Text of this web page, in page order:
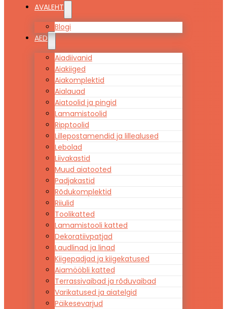
AVALEHT
Blogi
AED
Aiadiivanid
Aiakiiged
Aiakomplektid
Aialauad
Aiatoolid ja pingid
Lamamistoolid
Ripptoolid
Lillepostamendid ja lillealused
Lebolad
Liivakastid
Muud aiatooted
Padjakastid
Rõdukomplektid
Riiulid
Toolikatted
Lamamistooli katted
Dekoratiivpatjad
Laudlinad ja linad
Kiigepadjad ja kiigekatused
Aiamööbli katted
Terrassivaibad ja rõduvaibad
Varikatused ja aiatelgid
Päikesevarjud